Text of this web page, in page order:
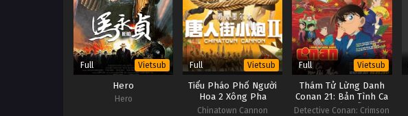
Full Vietsub
Hero
Hero
Full Vietsub
Tiểu Pháo Phố Người
Hoa 2 Xông Pha
Melbourne
Chinatown Cannon
Full Vietsub
Thám Tử Lừng Danh
Conan 21: Bản Tình Ca
Màu Đỏ Thẫm
Detective Conan: Crimson